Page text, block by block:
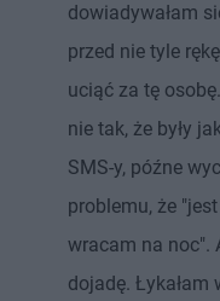
dowiadywałam
przed nie tyle
uciąć za tę
nie tak, że były
SMS-y, późne
problemu, że
wracam na noc".
dojadę.